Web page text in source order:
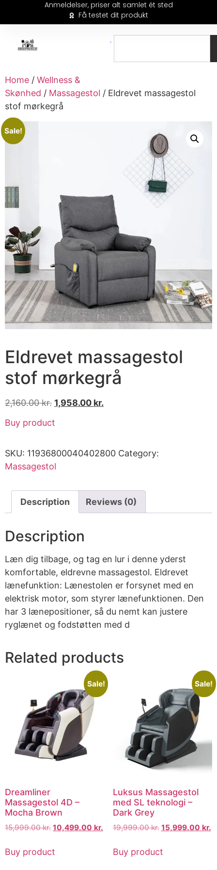
Anmeldelser, priser alt samlet ét sted
Få testet dit produkt
Home / Wellness &
Skønhed / Massagestol / Eldrevet massagestol
stof mørkegrå
Sale!
Eldrevet massagestol
stof mørkegrå
2,160.00kr. 1,958.00 kr.
Buy product
SKU: 11936800040402800 Category:
Massagestol
Description Reviews (0)
Description
Læn dig tilbage, og tag en lur i denne yderst
komfortable, eldrevne massagestol. Eldrevet
lænefunktion: Lænestolen er forsynet med en
elektrisk motor, som styrer lænefunktionen. Den
har 3 lænepositioner, så du nemt kan justere
ryglænet og fodstøtten med d
Related products
Sale!
Dreamliner
Massagestol 4D –
Mocha Brown
15,999.00kr. 10,499.00 kr.
Buy product
Sale!
Luksus Massagestol
med SL teknologi –
Dark Grey
19,999.00kr. 15,999.00 kr.
Buy product